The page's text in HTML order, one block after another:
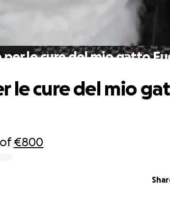
per le cure del mio gatto
of€800
le cure del mio